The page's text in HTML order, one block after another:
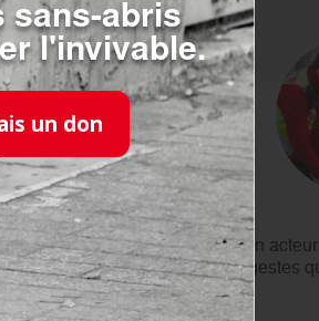
SE
FORMER
Faites le choix de devenir un
civile en vous formant aux gestes
sans-abris
l'invivable.
un don